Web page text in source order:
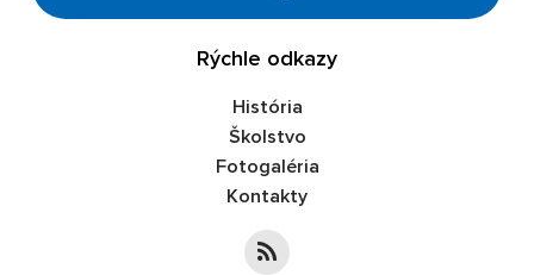
Rýchle odkazy
História
Školstvo
Fotogaléria
Kontakty